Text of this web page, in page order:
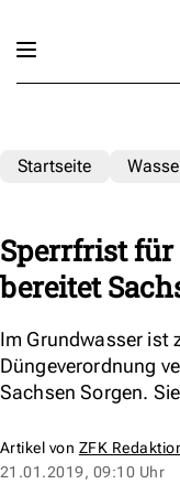
Startseite
Sperrfrist
bereitet
Im Grundwasser ist
Düngeverordnung
Sachsen Sorgen.
Artikel von ZFK
21.01.2019, 09:10 Uhr